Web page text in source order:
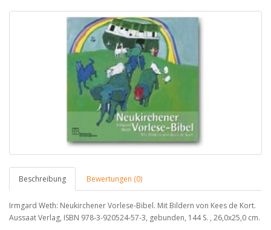
Beschreibung Bewertungen (0)
Irmgard Weth: Neukirchener Vorlese-Bibel. Mit Bildern von Kees de Kort.
Aussaat Verlag, ISBN 978-3-920524-57-3, gebunden, 144 S. , 26,0x25,0 cm.